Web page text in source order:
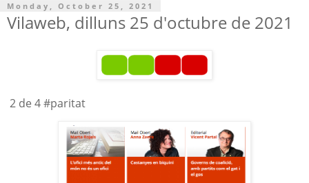
Monday, October 25, 2021
Vilaweb, dilluns 25 d'octubre de 2021
2 de 4 #paritat